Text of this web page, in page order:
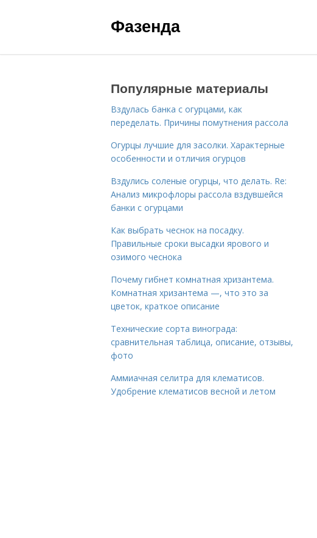
Фазенда
Популярные материалы
Вздулась банка с огурцами, как
переделать. Причины помутнения рассола
Огурцы лучшие для засолки. Характерные
особенности и отличия огурцов
Вздулись соленые огурцы, что делать. Re:
Анализ микрофлоры рассола вздувшейся
банки с огурцами
Как выбрать чеснок на посадку.
Правильные сроки высадки ярового и
озимого чеснока
Почему гибнет комнатная хризантема.
Комнатная хризантема —, что это за
цветок, краткое описание
Технические сорта винограда:
сравнительная таблица, описание, отзывы,
фото
Аммиачная селитра для клематисов.
Удобрение клематисов весной и летом